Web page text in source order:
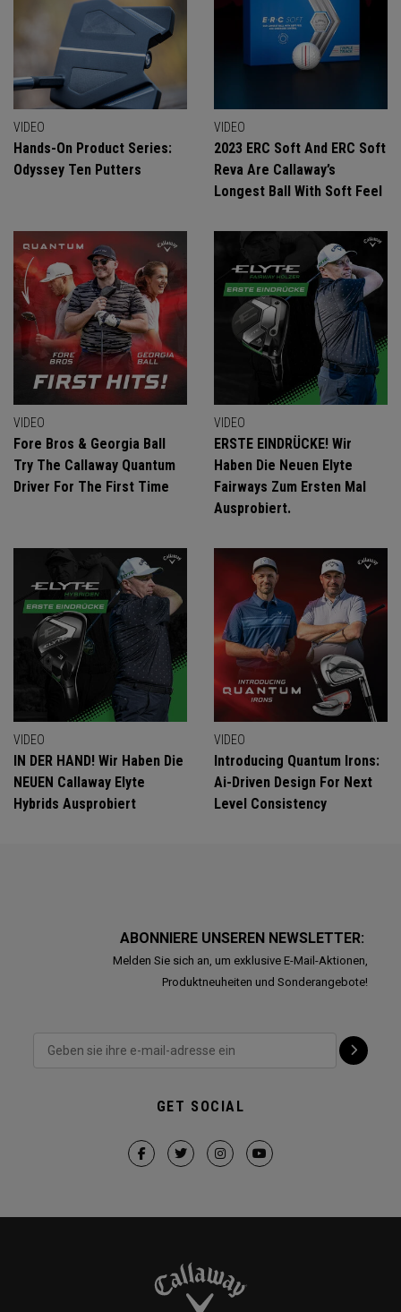
VIDEO
Hands-On Product Series:
Odyssey Ten Putters
VIDEO
2023 ERC Soft And ERC Soft
Reva Are Callaway’s
Longest Ball With Soft Feel
VIDEO
Fore Bros & Georgia Ball
Try The Callaway Quantum
Driver For The First Time
VIDEO
ERSTE EINDRÜCKE! Wir
Haben Die Neuen Elyte
Fairways Zum Ersten Mal
Ausprobiert.
VIDEO
IN DER HAND! Wir Haben Die
NEUEN Callaway Elyte
Hybrids Ausprobiert
VIDEO
Introducing Quantum Irons:
Ai-Driven Design For Next
Level Consistency
ABONNIERE UNSEREN NEWSLETTER:
Melden Sie sich an, um exklusive E-Mail-Aktionen,
Produktneuheiten und Sonderangebote!
GET SOCIAL